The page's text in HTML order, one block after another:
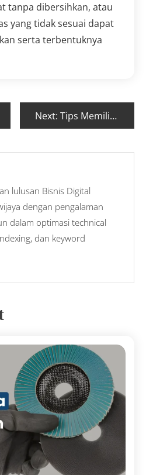
tanpa dibersihkan, atau
yang tidak sesuai dapat
serta terbentuknya
Next: Tips Memilih Mesin Las Inverter untuk Pemula
lulusan Bisnis Digital
dengan pengalaman
dalam optimasi technical
dan keyword